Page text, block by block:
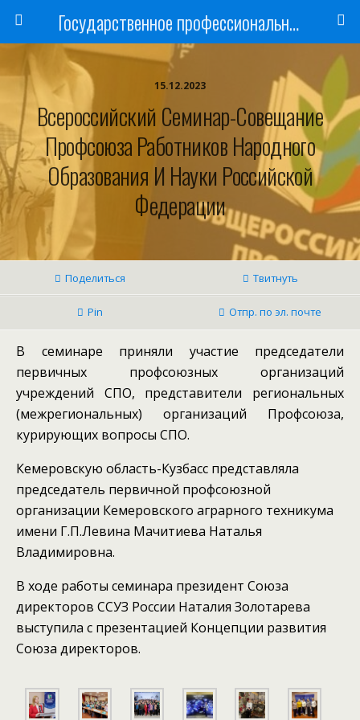
Государственное профессиональное образовательное учреждение
15.12.2023
Всероссийский Семинар-Совещание
Профсоюза Работников Народного
Образования И Науки Российской
Федерации
Поделиться Твитнуть
Pin Отпр. по эл. почте
В семинаре приняли участие председатели
первичных профсоюзных организаций
учреждений СПО, представители региональных
(межрегиональных) организаций Профсоюза,
курирующих вопросы СПО.
Кемеровскую область-Кузбасс представляла
председатель первичной профсоюзной
организации Кемеровского аграрного техникума
имени Г.П.Левина Мачитиева Наталья
Владимировна.
В ходе работы семинара президент Союза
директоров ССУЗ России Наталия Золотарева
выступила с презентацией Концепции развития
Союза директоров.